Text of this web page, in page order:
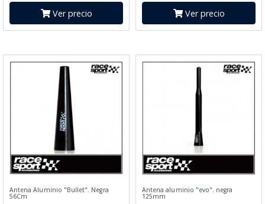
Ver precio Ver precio
Antena Aluminio "Bullet". Negra
56Cm
Antena aluminio "evo". negra
125mm